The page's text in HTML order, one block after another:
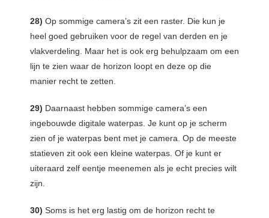
28) Op sommige camera’s zit een raster. Die kun je
heel goed gebruiken voor de regel van derden en je
vlakverdeling. Maar het is ook erg behulpzaam om een
lijn te zien waar de horizon loopt en deze op die
manier recht te zetten.
29) Daarnaast hebben sommige camera’s een
ingebouwde digitale waterpas. Je kunt op je scherm
zien of je waterpas bent met je camera. Op de meeste
statieven zit ook een kleine waterpas. Of je kunt er
uiteraard zelf eentje meenemen als je echt precies wilt
zijn.
30) Soms is het erg lastig om de horizon recht te